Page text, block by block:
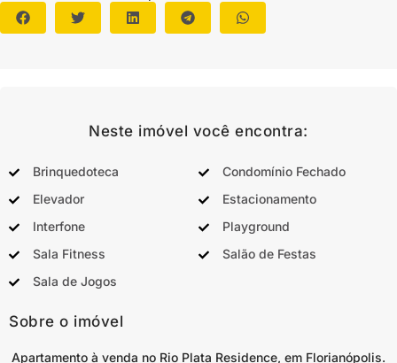
Neste imóvel você encontra:
Brinquedoteca
Condomínio Fechado
Elevador
Estacionamento
Interfone
Playground
Sala Fitness
Salão de Festas
Sala de Jogos
Sobre o imóvel
Apartamento à venda no Rio Plata Residence, em Florianópolis.